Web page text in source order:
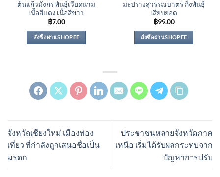
ต้นแก้วมังกร พันธุ์เวียดนาม
เนื้อสีแดง เนื้อสีขาว
฿7.00
สั่งซื้อผ่าน SHOPEE
มะปรางสุวรรณบาตร กิ่งพันธุ์
เสียบยอด
฿99.00
สั่งซื้อผ่าน SHOPEE
จังหวัดเชียงใหม่ เมืองท่อง
เที่ยว ที่กำลังถูกเสนอชื่อเป็น
มรดก
ประชาชนหลายจังหวัดภาค
เหนือ เริ่มได้รับผลกระทบจาก
ปัญหาการปรับ